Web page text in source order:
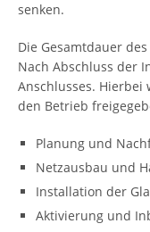
senken.
Die Gesamtdauer
Nach Abschluss der
Anschlusses.
den Betrieb
Planung und
Netzausbau und
Installation der
Aktivierung und